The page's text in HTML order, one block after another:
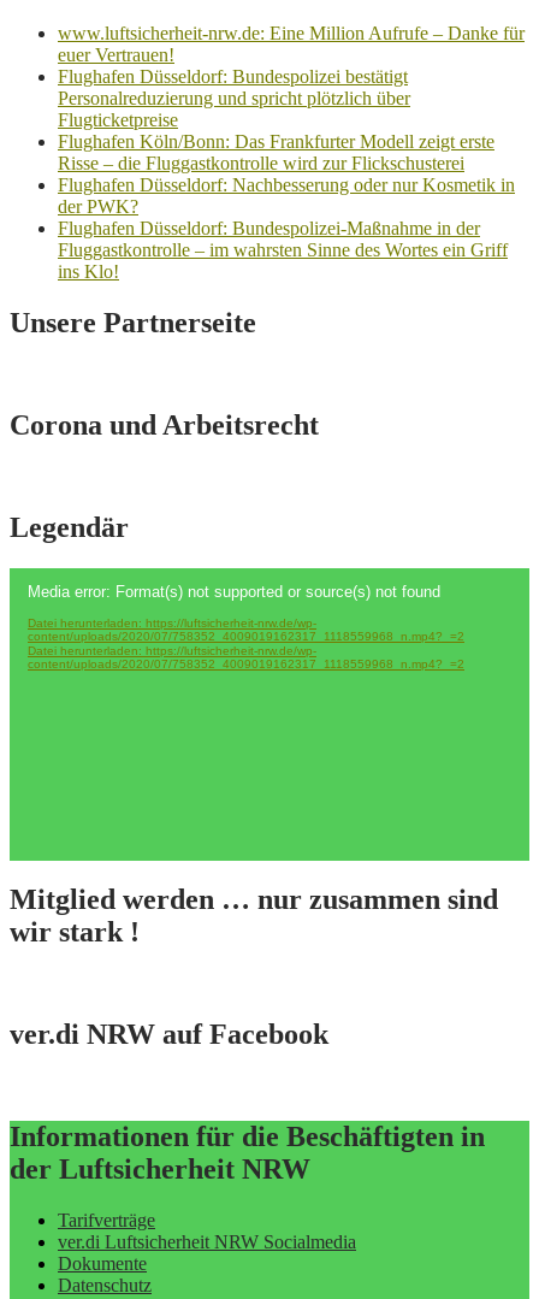
www.luftsicherheit-nrw.de: Eine Million Aufrufe – Danke für
euer Vertrauen!
Flughafen Düsseldorf: Bundespolizei bestätigt
Personalreduzierung und spricht plötzlich über
Flugticketpreise
Flughafen Köln/Bonn: Das Frankfurter Modell zeigt erste
Risse – die Fluggastkontrolle wird zur Flickschusterei
Flughafen Düsseldorf: Nachbesserung oder nur Kosmetik in
der PWK?
Flughafen Düsseldorf: Bundespolizei-Maßnahme in der
Fluggastkontrolle – im wahrsten Sinne des Wortes ein Griff
ins Klo!
Unsere Partnerseite
Corona und Arbeitsrecht
Legendär
Player
Media error: Format(s) not supported or source(s) not found
Datei herunterladen: https://luftsicherheit-nrw.de/wp-
content/uploads/2020/07/758352_4009019162317_1118559968_n.mp4?_=2
Datei herunterladen: https://luftsicherheit-nrw.de/wp-
content/uploads/2020/07/758352_4009019162317_1118559968_n.mp4?_=2
Mitglied werden … nur zusammen sind
wir stark !
ver.di NRW auf Facebook
Informationen für die Beschäftigten in
der Luftsicherheit NRW
Tarifverträge
ver.di Luftsicherheit NRW Socialmedia
Dokumente
Datenschutz